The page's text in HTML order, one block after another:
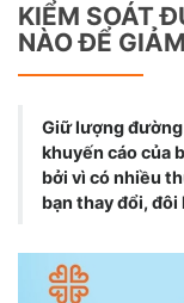
KIỂM SOÁT
NÀO ĐỂ
Giữ lượng
khuyến cáo của
bởi vì có nhiều
bạn thay đổi, đôi